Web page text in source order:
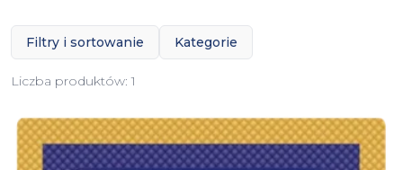
Filtry i sortowanie Kategorie
Liczba produktów:1